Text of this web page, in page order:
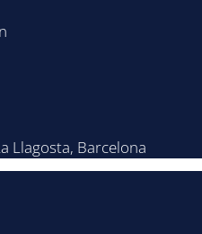
Llagosta, Barcelona